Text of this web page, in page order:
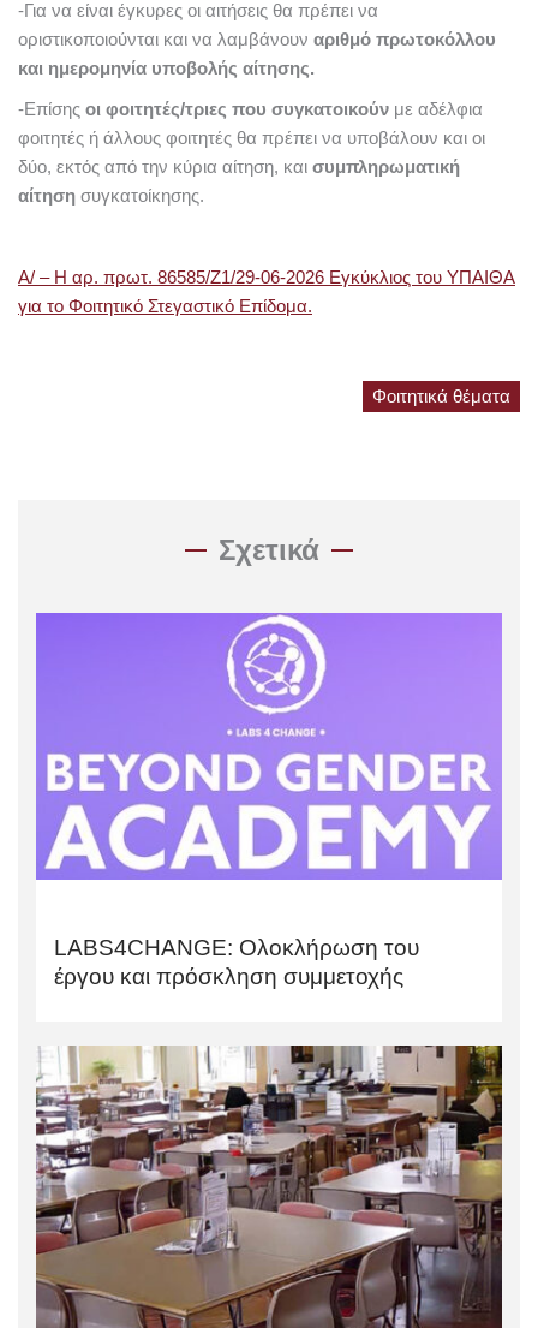
-Για να είναι έγκυρες οι αιτήσεις θα πρέπει να
οριστικοποιούνται και να λαμβάνουν αριθμό πρωτοκόλλου
και ημερομηνία υποβολής αίτησης.
-Επίσης οι φοιτητές/τριες που συγκατοικούν με αδέλφια
φοιτητές ή άλλους φοιτητές θα πρέπει να υποβάλουν και οι
δύο, εκτός από την κύρια αίτηση, και συμπληρωματική
αίτηση συγκατοίκησης.
Α/ – Η αρ. πρωτ. 86585/Ζ1/29-06-2026 Εγκύκλιος του ΥΠΑΙΘΑ
για το Φοιτητικό Στεγαστικό Επίδομα.
Φοιτητικά θέματα
Σχετικά
LABS4CHANGE: Ολοκλήρωση του
έργου και πρόσκληση συμμετοχής